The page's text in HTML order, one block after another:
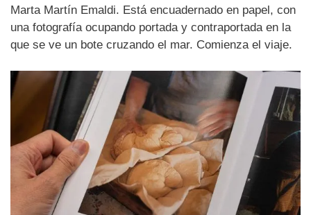
Marta Martín Emaldi. Está encuadernado en papel, con
una fotografía ocupando portada y contraportada en la
que se ve un bote cruzando el mar. Comienza el viaje.